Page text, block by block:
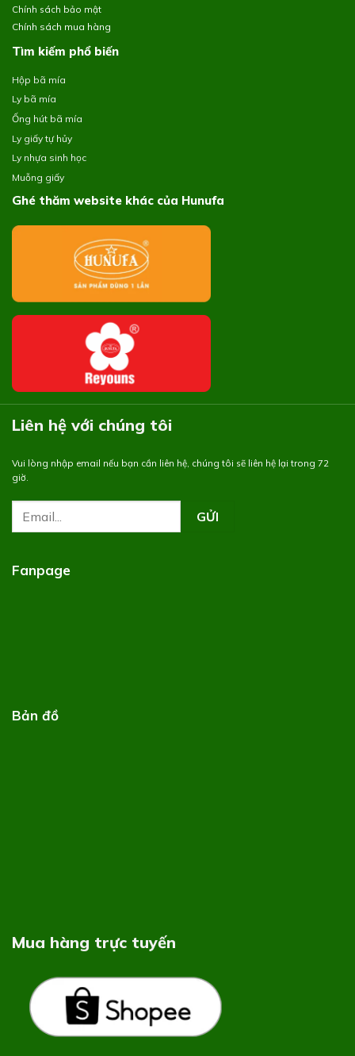
Chính sách bảo mật
Chính sách mua hàng
Tìm kiếm phổ biến
Hộp bã mía
Ly bã mía
Ống hút bã mía
Ly giấy tự hủy
Ly nhựa sinh học
Muỗng giấy
Ghé thăm website khác của Hunufa
Liên hệ với chúng tôi
Vui lòng nhập email nếu bạn cần liên hệ, chúng tôi sẽ liên hệ lại trong 72
giờ.
Fanpage
Bản đồ
Mua hàng trực tuyến